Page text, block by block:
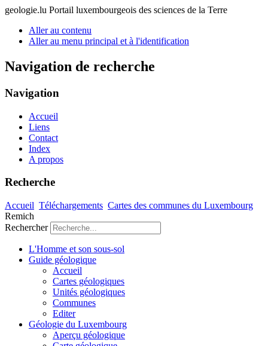
geologie.lu Portail luxembourgeois des sciences de la Terre
Aller au contenu
Aller au menu principal et à l'identification
Navigation de recherche
Navigation
Accueil
Liens
Contact
Index
A propos
Recherche
Accueil Téléchargements Cartes des communes du Luxembourg
Remich
Rechercher
L'Homme et son sous-sol
Guide géologique
Accueil
Cartes géologiques
Unités géologiques
Communes
Editer
Géologie du Luxembourg
Aperçu géologique